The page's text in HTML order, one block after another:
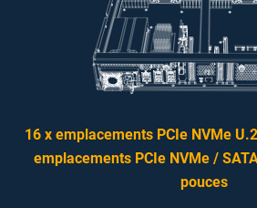
16 x emplacements PCIe NVMe
emplacements PCIe NVMe /
pouces